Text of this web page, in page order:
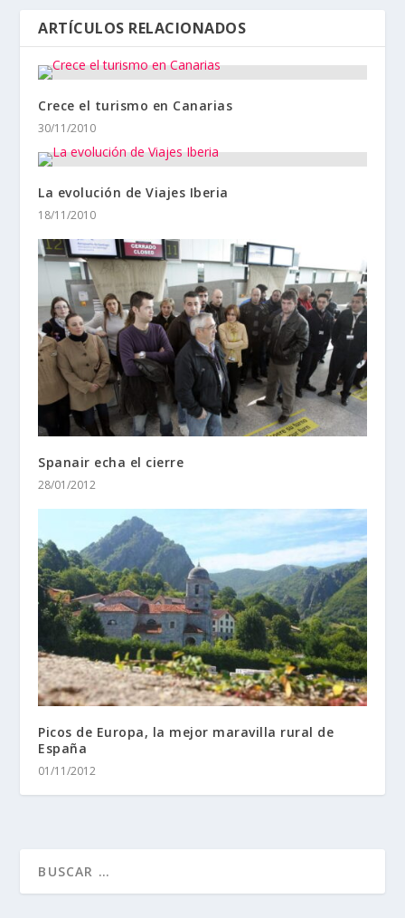
ARTÍCULOS RELACIONADOS
Crece el turismo en Canarias
30/11/2010
La evolución de Viajes Iberia
18/11/2010
Spanair echa el cierre
28/01/2012
Picos de Europa, la mejor maravilla rural de
España
01/11/2012